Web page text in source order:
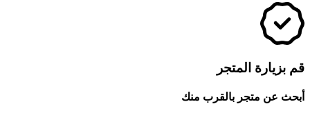
قم بزيارة المتجر
أبحث عن متجر بالقرب منك